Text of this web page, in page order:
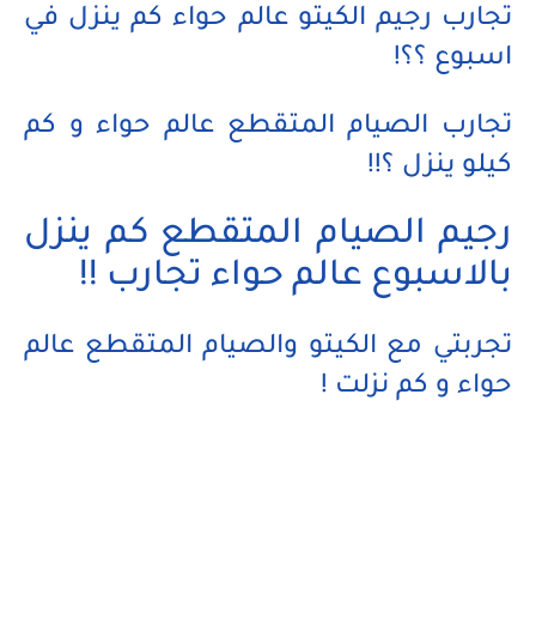
تجارب رجيم الكيتو عالم حواء كم ينزل في
اسبوع ؟؟!
تجارب الصيام المتقطع عالم حواء و كم
كيلو ينزل ؟!!
رجيم الصيام المتقطع كم ينزل
بالاسبوع عالم حواء تجارب !!
تجربتي مع الكيتو والصيام المتقطع عالم
حواء و كم نزلت !